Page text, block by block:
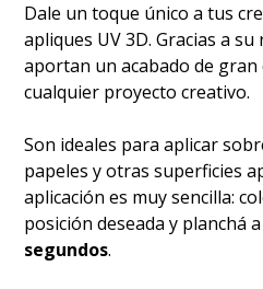
Dale un toque único a tus
apliques UV 3D. Gracias a
aportan un acabado de gran
cualquier proyecto creativo.
Son ideales para aplicar
papeles y otras superficies
aplicación es muy sencilla:
posición deseada y planchá a
segundos.